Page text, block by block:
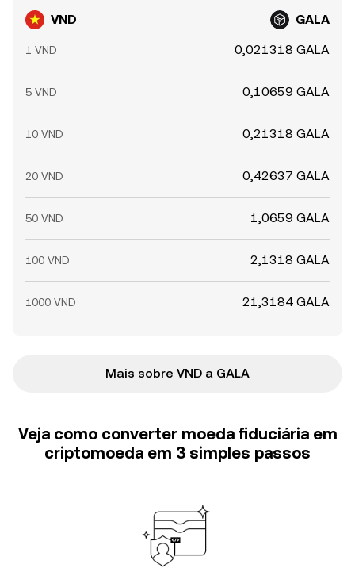
VND GALA
1 VND 0,021318 GALA
5 VND 0,10659 GALA
10 VND 0,21318 GALA
20 VND 0,42637 GALA
50 VND 1,0659 GALA
100 VND 2,1318 GALA
1000 VND 21,3184 GALA
Mais sobre VND a GALA
Veja como converter moeda fiduciária em
criptomoeda em 3 simples passos